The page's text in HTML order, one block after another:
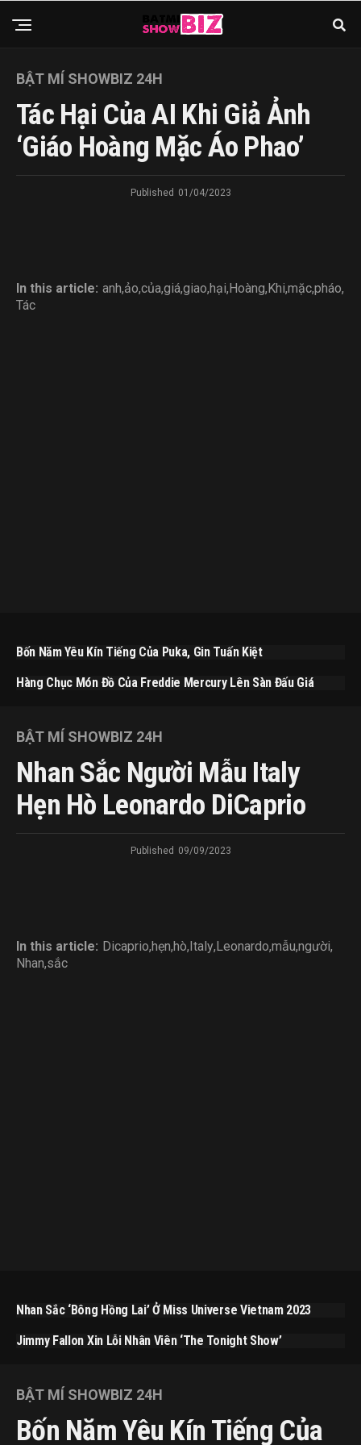
BẬT MÍ SHOWBIZ 24H
Tác Hại Của AI Khi Giả Ảnh
‘Giáo Hoàng Mặc Áo Phao’
Published 01/04/2023
In this article: anh,ảo,của,giá,giao,hại,Hoàng,Khi,mặc,pháo,
Tác
Bốn Năm Yêu Kín Tiếng Của Puka, Gin Tuấn Kiệt
Hàng Chục Món Đồ Của Freddie Mercury Lên Sàn Đấu Giá
BẬT MÍ SHOWBIZ 24H
Nhan Sắc Người Mẫu Italy
Hẹn Hò Leonardo DiCaprio
Published 09/09/2023
In this article: Dicaprio,hẹn,hò,Italy,Leonardo,mẫu,người,
Nhan,sắc
Nhan Sắc ‘bông Hồng Lai’ Ở Miss Universe Vietnam 2023
Jimmy Fallon Xin Lỗi Nhân Viên ‘The Tonight Show’
BẬT MÍ SHOWBIZ 24H
Bốn Năm Yêu Kín Tiếng Của